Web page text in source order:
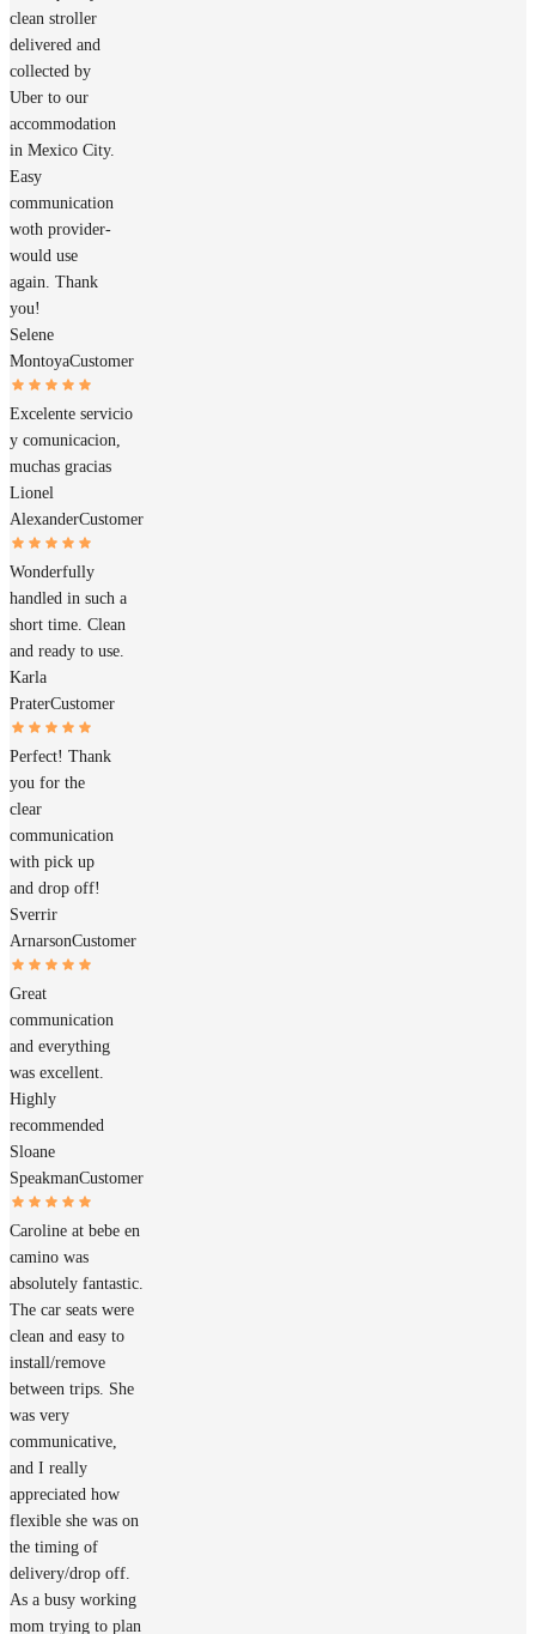
clean stroller
delivered and
collected by
Uber to our
accommodation
in Mexico City.
Easy
communication
woth provider-
would use
again. Thank
you!
Selene
MontoyaCustomer
Excelente servicio
y comunicacion,
muchas gracias
Lionel
AlexanderCustomer
Wonderfully
handled in such a
short time. Clean
and ready to use.
Karla
PraterCustomer
Perfect! Thank
you for the
clear
communication
with pick up
and drop off!
Sverrir
ArnarsonCustomer
Great
communication
and everything
was excellent.
Highly
recommended
Sloane
SpeakmanCustomer
Caroline at bebe en
camino was
absolutely fantastic.
The car seats were
clean and easy to
install/remove
between trips. She
was very
communicative,
and I really
appreciated how
flexible she was on
the timing of
delivery/drop off.
As a busy working
mom trying to plan